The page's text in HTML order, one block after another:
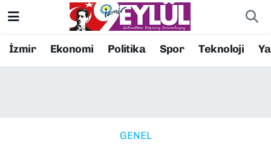
İzmir Ekonomi Politika Spor Teknoloji
GENEL
Resmi İlanlar
Konak Nöbetçi Eczaneler
Süper Lig Puan Durumu ve Fikstür